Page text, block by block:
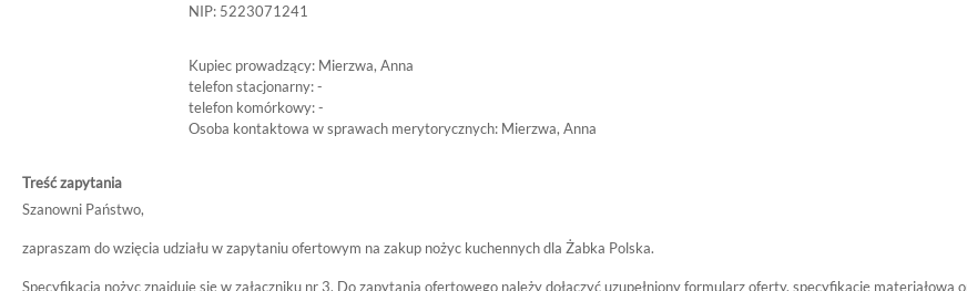
NIP: 5223071241
Kupiec prowadzący: Mierzwa, Anna
telefon stacjonarny: -
telefon komórkowy: -
Osoba kontaktowa w sprawach merytorycznych: Mierzwa, Anna
Treść zapytania
Szanowni Państwo,
zapraszam do wzięcia udziału w zapytaniu ofertowym na zakup nożyc kuchennych dla Żabka Polska.
Specyfikacja nożyc znajduje się w załączniku nr 3. Do zapytania ofertowego należy dołączyć uzupełniony formularz oferty, specyfikację materiałową